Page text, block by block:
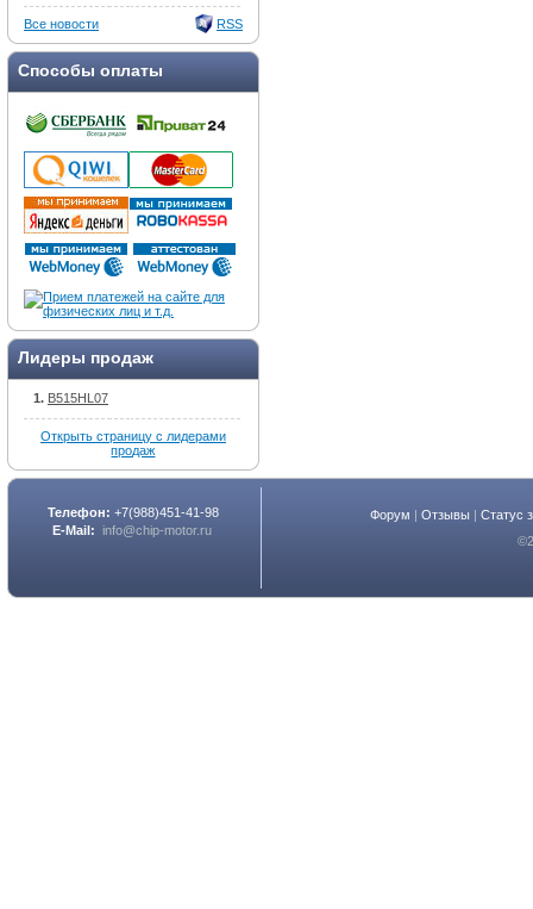
Все новости RSS
Способы оплаты
Лидеры продаж
B515HL07
Открыть страницу с лидерами
продаж
Телефон: +7(988)451-41-98
E-Mail: info@chip-motor.ru
Форум |Отзывы |Статус